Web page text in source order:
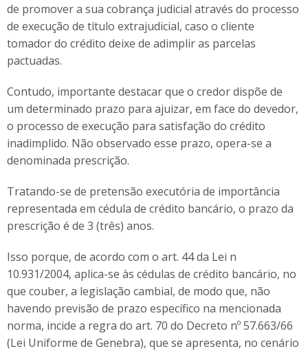
de promover a sua cobrança judicial através do processo
de execução de título extrajudicial, caso o cliente
tomador do crédito deixe de adimplir as parcelas
pactuadas.
Contudo, importante destacar que o credor dispõe de
um determinado prazo para ajuizar, em face do devedor,
o processo de execução para satisfação do crédito
inadimplido. Não observado esse prazo, opera-se a
denominada prescrição.
Tratando-se de pretensão executória de importância
representada em cédula de crédito bancário, o prazo da
prescrição é de 3 (três) anos.
Isso porque, de acordo com o art. 44 da Lei n
10.931/2004, aplica-se às cédulas de crédito bancário, no
que couber, a legislação cambial, de modo que, não
havendo previsão de prazo específico na mencionada
norma, incide a regra do art. 70 do Decreto nº 57.663/66
(Lei Uniforme de Genebra), que se apresenta, no cenário